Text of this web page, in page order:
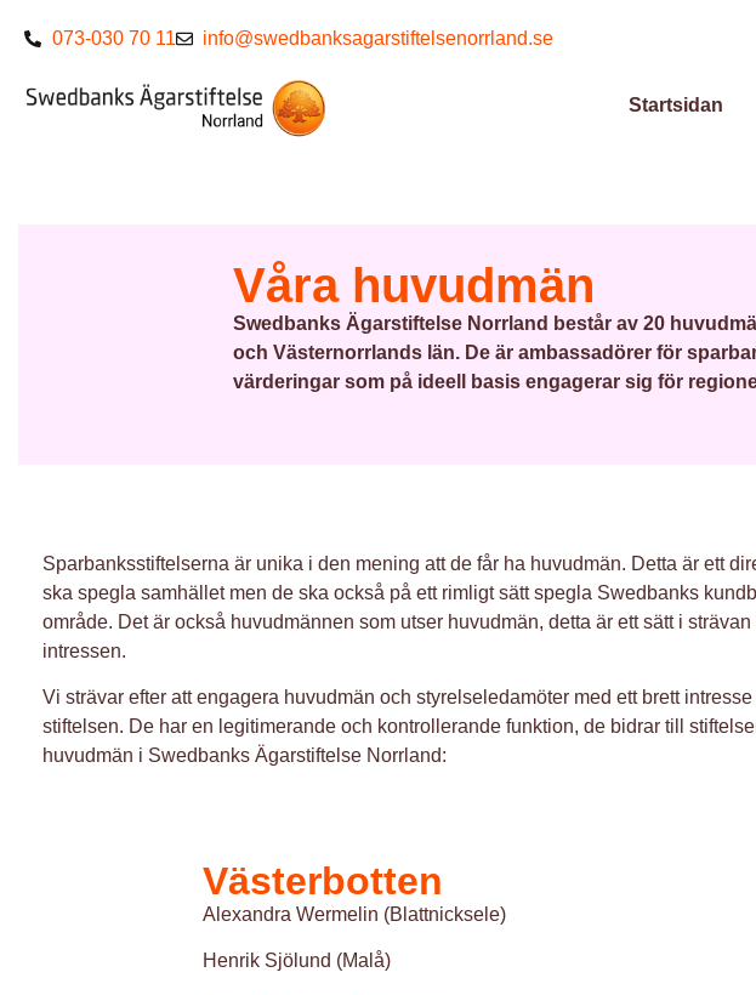
073-030 70 11 info@swedbanksagarstiftelsenorrland.se
Startsidan
Våra huvudmän
Swedbanks Ägarstiftelse Norrland består av 20
och Västernorrlands län. De är ambassadörer för
värderingar som på ideell basis engagerar sig för
Sparbanksstiftelserna är unika i den mening att de får ha huvudmän. Detta är ett
ska spegla samhället men de ska också på ett rimligt sätt spegla Swedbanks
område. Det är också huvudmännen som utser huvudmän, detta är ett sätt i
intressen.
Vi strävar efter att engagera huvudmän och styrelseledamöter med ett brett
stiftelsen. De har en legitimerande och kontrollerande funktion, de bidrar till
huvudmän i Swedbanks Ägarstiftelse Norrland:
Västerbotten
Alexandra Wermelin (Blattnicksele)
Henrik Sjölund (Malå)